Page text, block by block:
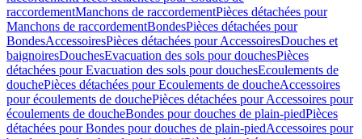
raccordementManchons de raccordementPièces détachées pour
Manchons de raccordementBondesPièces détachées pour
BondesAccessoiresPièces détachées pour AccessoiresDouches et
baignoiresDouchesEvacuation des sols pour douchesPièces
détachées pour Evacuation des sols pour douchesEcoulements de
douchePièces détachées pour Ecoulements de doucheAccessoires
pour écoulements de douchePièces détachées pour Accessoires pour
écoulements de doucheBondes pour douches de plain-piedPièces
détachées pour Bondes pour douches de plain-piedAccessoires pour